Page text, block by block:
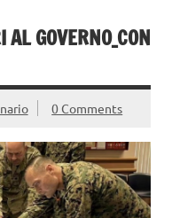
GOVERNO_CON
0 Comments